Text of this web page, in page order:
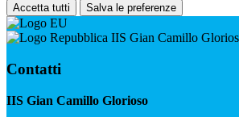
Accetta tutti Salva le preferenze
IIS Gian Camillo
Contatti
IIS Gian Camillo Glorioso